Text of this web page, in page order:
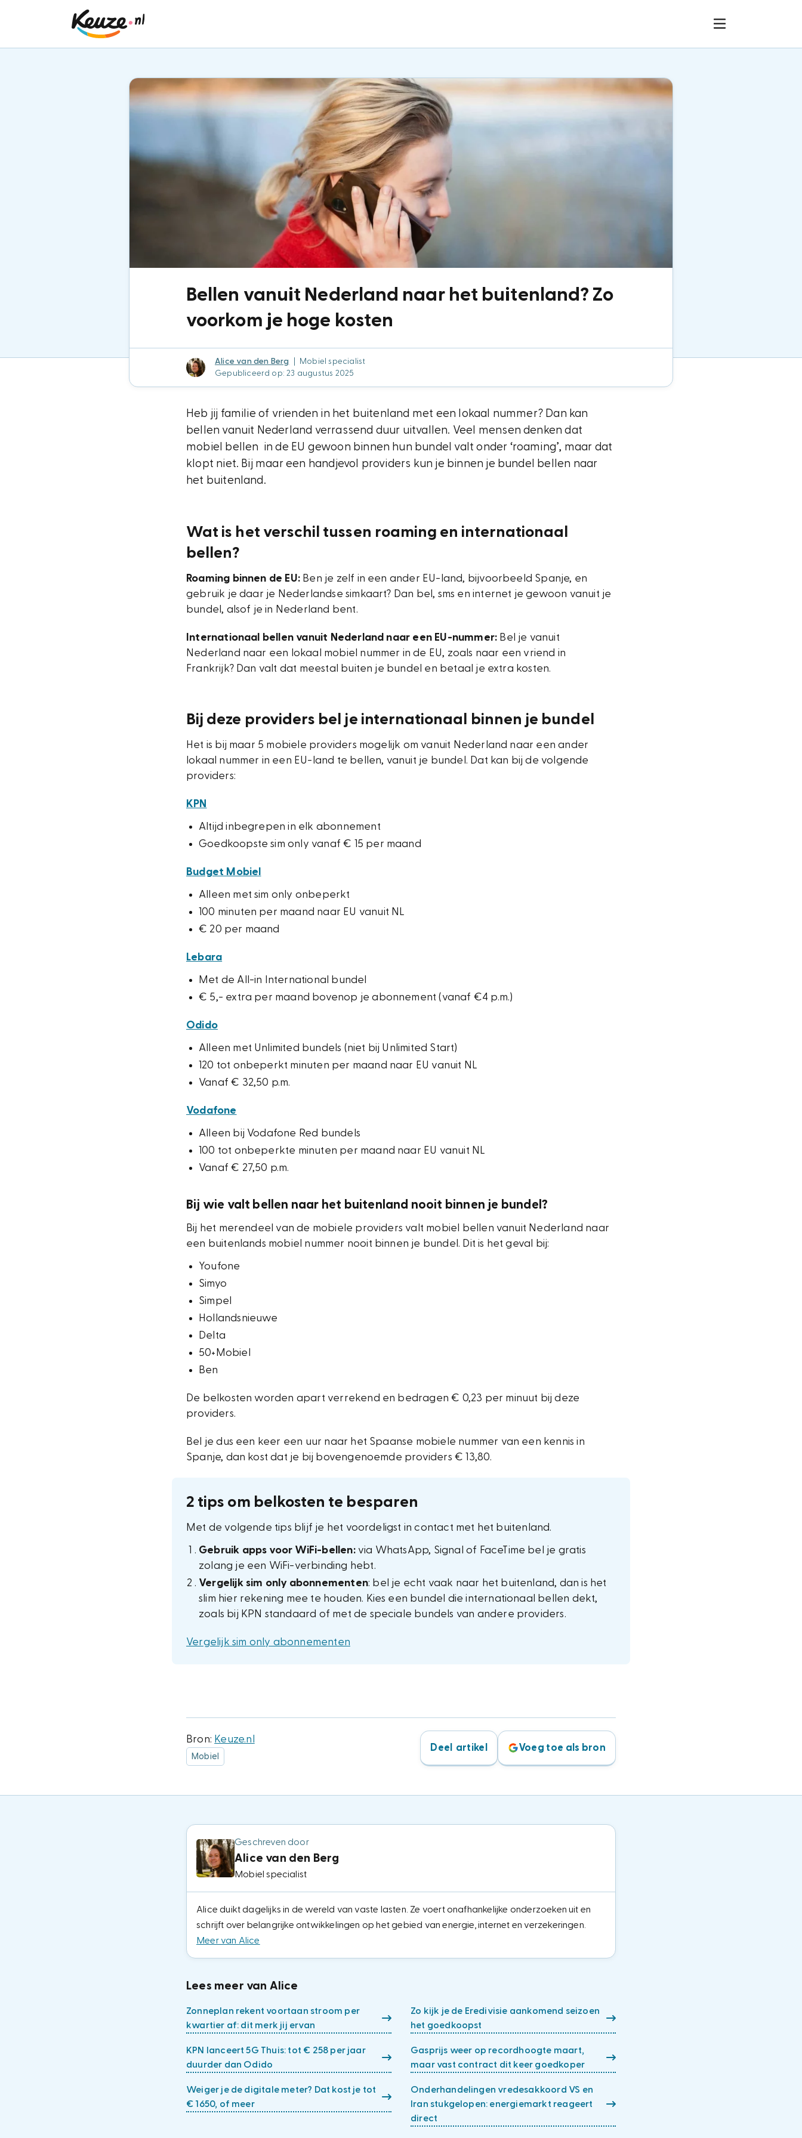
Bellen vanuit Nederland naar het buitenland? Zo
voorkom je hoge kosten
Alice van den Berg
Mobiel specialist
Gepubliceerd op: 23 augustus 2025
Heb jij familie of vrienden in het buitenland met een lokaal nummer? Dan kan
bellen vanuit Nederland verrassend duur uitvallen. Veel mensen denken dat
mobiel bellen in de EU gewoon binnen hun bundel valt onder ‘roaming’, maar dat
klopt niet. Bij maar een handjevol providers kun je binnen je bundel bellen naar
het buitenland.
Wat is het verschil tussen roaming en internationaal
bellen?
Roaming binnen de EU: Ben je zelf in een ander EU-land, bijvoorbeeld Spanje, en
gebruik je daar je Nederlandse simkaart? Dan bel, sms en internet je gewoon vanuit je
bundel, alsof je in Nederland bent.
Internationaal bellen vanuit Nederland naar een EU-nummer: Bel je vanuit
Nederland naar een lokaal mobiel nummer in de EU, zoals naar een vriend in
Frankrijk? Dan valt dat meestal buiten je bundel en betaal je extra kosten.
Bij deze providers bel je internationaal binnen je bundel
Het is bij maar 5 mobiele providers mogelijk om vanuit Nederland naar een ander
lokaal nummer in een EU-land te bellen, vanuit je bundel. Dat kan bij de volgende
providers:
KPN
Altijd inbegrepen in elk abonnement
Goedkoopste sim only vanaf € 15 per maand
Budget Mobiel
Alleen met sim only onbeperkt
100 minuten per maand naar EU vanuit NL
€ 20 per maand
Lebara
Met de All-in International bundel
€ 5,- extra per maand bovenop je abonnement (vanaf €4 p.m.)
Odido
Alleen met Unlimited bundels (niet bij Unlimited Start)
120 tot onbeperkt minuten per maand naar EU vanuit NL
Vanaf € 32,50 p.m.
Vodafone
Alleen bij Vodafone Red bundels
100 tot onbeperkte minuten per maand naar EU vanuit NL
Vanaf € 27,50 p.m.
Bij wie valt bellen naar het buitenland nooit binnen je bundel?
Bij het merendeel van de mobiele providers valt mobiel bellen vanuit Nederland naar
een buitenlands mobiel nummer nooit binnen je bundel. Dit is het geval bij:
Youfone
Simyo
Simpel
Hollandsnieuwe
Delta
50+Mobiel
Ben
De belkosten worden apart verrekend en bedragen € 0,23 per minuut bij deze
providers.
Bel je dus een keer een uur naar het Spaanse mobiele nummer van een kennis in
Spanje, dan kost dat je bij bovengenoemde providers € 13,80.
2 tips om belkosten te besparen
Met de volgende tips blijf je het voordeligst in contact met het buitenland.
Gebruik apps voor WiFi-bellen:via WhatsApp, Signal of FaceTime bel je gratis
zolang je een WiFi-verbinding hebt.
Vergelijk sim only abonnementen: bel je echt vaak naar het buitenland, dan is het
slim hier rekening mee te houden. Kies een bundel die internationaal bellen dekt,
zoals bij KPN standaard of met de speciale bundels van andere providers.
Vergelijk sim only abonnementen
Bron: Keuze.nl
Mobiel
Deel artikel Voeg toe als bron
Geschreven door
Alice van den Berg
Mobiel specialist
Alice duikt dagelijks in de wereld van vaste lasten. Ze voert onafhankelijke onderzoeken uit en
schrijft over belangrijke ontwikkelingen op het gebied van energie, internet en verzekeringen.
Meer van Alice
Lees meer van Alice
Zonneplan rekent voortaan stroom per
kwartier af: dit merk jij ervan
Zo kijk je de Eredivisie aankomend seizoen
het goedkoopst
KPN lanceert 5G Thuis: tot € 258 per jaar
duurder dan Odido
Gasprijs weer op recordhoogte maart,
maar vast contract dit keer goedkoper
Weiger je de digitale meter? Dat kost je tot
€ 1650, of meer
Onderhandelingen vredesakkoord VS en
Iran stukgelopen: energiemarkt reageert
direct